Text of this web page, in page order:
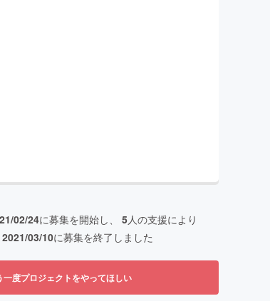
02/24に募集を開始し、 5人の支援により
2021/03/10に募集を終了しました
一度プロジェクトをやってほしい